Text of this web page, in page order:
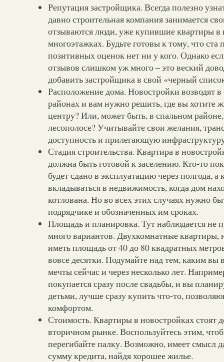
Репутация застройщика. Всегда полезно
давно строительная компания занимается
отзываются люди, уже купившие квартиры в
многоэтажках. Будьте готовы к тому, что ста
позитивных оценок нет ни у кого. Однако
отзывов слишком уж много – это веский
добавить застройщика в свой «черный
Расположение дома. Новостройки возводят
районах и вам нужно решить, где вы хотите
центру? Или, может быть, в спальном
лесополосе? Учитывайте свои желания,
доступность и прилегающую
Стадия строительства. Квартира в
должна быть готовой к заселению. Кто-то
будет сдано в эксплуатацию через полгода, а
вкладываться в недвижимость, когда дом
котлована. Но во всех этих случаях нужно
подрядчике и обозначенных им сроках.
Площадь и планировка. Тут наблюдается не
много вариантов. Двухкомнатные квартиры,
иметь площадь от 40 до 80 квадратных
вовсе десятки. Подумайте над тем, каким вы
мечты сейчас и через несколько лет.
покупается сразу после свадьбы, и вы
детьми, лучше сразу купить что-то,
комфортом.
Стоимость. Квартиры в новостройках стоят
вторичном рынке. Воспользуйтесь этим,
перегибайте палку. Возможно, имеет смысл
сумму кредита, найдя хорошее жилье.